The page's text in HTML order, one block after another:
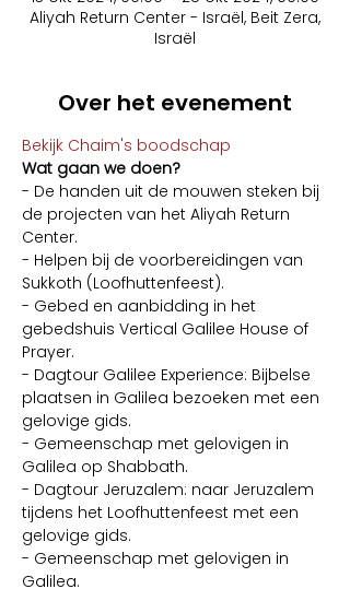
Aliyah Return Center - Israël, Beit Zera,
Israël
Over het evenement
Bekijk Chaim's boodschap
Wat gaan we doen?
- De handen uit de mouwen steken bij
de projecten van het Aliyah Return
Center.
- Helpen bij de voorbereidingen van
Sukkoth (Loofhuttenfeest).
- Gebed en aanbidding in het
gebedshuis Vertical Galilee House of
Prayer.
- Dagtour Galilee Experience: Bijbelse
plaatsen in Galilea bezoeken met een
gelovige gids.
- Gemeenschap met gelovigen in
Galilea op Shabbath.
- Dagtour Jeruzalem: naar Jeruzalem
tijdens het Loofhuttenfeest met een
gelovige gids.
- Gemeenschap met gelovigen in
Galilea.